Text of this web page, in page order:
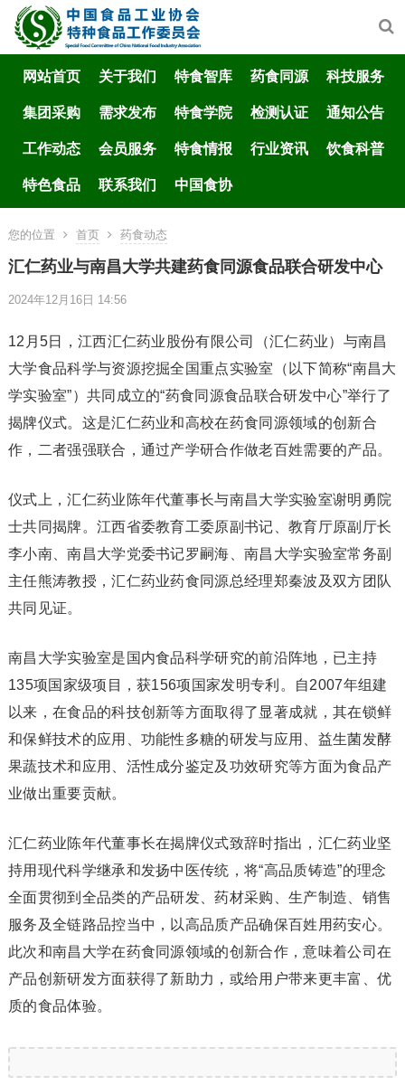
网站首页 关于我们 特食智库 药食同源 科技服务
集团采购 需求发布 特食学院 检测认证 通知公告
工作动态 会员服务 特食情报 行业资讯 饮食科普
特色食品 联系我们 中国食协
您的位置 首页 药食动态
汇仁药业与南昌大学共建药食同源食品联合研发中心
2024年12月16日 14:56
12月5日，江西汇仁药业股份有限公司（汇仁药业）与南昌
大学食品科学与资源挖掘全国重点实验室（以下简称“南昌大
学实验室”）共同成立的“药食同源食品联合研发中心”举行了
揭牌仪式。这是汇仁药业和高校在药食同源领域的创新合
作，二者强强联合，通过产学研合作做老百姓需要的产品。
仪式上，汇仁药业陈年代董事长与南昌大学实验室谢明勇院
士共同揭牌。江西省委教育工委原副书记、教育厅原副厅长
李小南、南昌大学党委书记罗嗣海、南昌大学实验室常务副
主任熊涛教授，汇仁药业药食同源总经理郑秦波及双方团队
共同见证。
南昌大学实验室是国内食品科学研究的前沿阵地，已主持
135项国家级项目，获156项国家发明专利。自2007年组建
以来，在食品的科技创新等方面取得了显著成就，其在锁鲜
和保鲜技术的应用、功能性多糖的研发与应用、益生菌发酵
果蔬技术和应用、活性成分鉴定及功效研究等方面为食品产
业做出重要贡献。
汇仁药业陈年代董事长在揭牌仪式致辞时指出，汇仁药业坚
持用现代科学继承和发扬中医传统，将“高品质铸造”的理念
全面贯彻到全品类的产品研发、药材采购、生产制造、销售
服务及全链路品控当中，以高品质产品确保百姓用药安心。
此次和南昌大学在药食同源领域的创新合作，意味着公司在
产品创新研发方面获得了新助力，或给用户带来更丰富、优
质的食品体验。